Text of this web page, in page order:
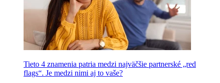
Tieto 4 znamenia patria medzi najväčšie partnerské „red
flags“. Je medzi nimi aj to vaše?